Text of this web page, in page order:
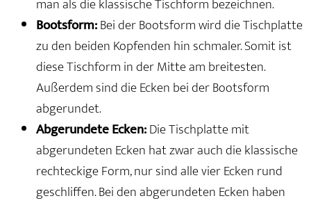
man als die klassische Tischform bezeichnen.
Bootsform:Bei der Bootsform wird die Tischplatte
zu den beiden Kopfenden hin schmaler. Somit ist
diese Tischform in der Mitte am breitesten.
Außerdem sind die Ecken bei der Bootsform
abgerundet.
Abgerundete Ecken:Die Tischplatte mit
abgerundeten Ecken hat zwar auch die klassische
rechteckige Form, nur sind alle vier Ecken rund
geschliffen. Bei den abgerundeten Ecken haben